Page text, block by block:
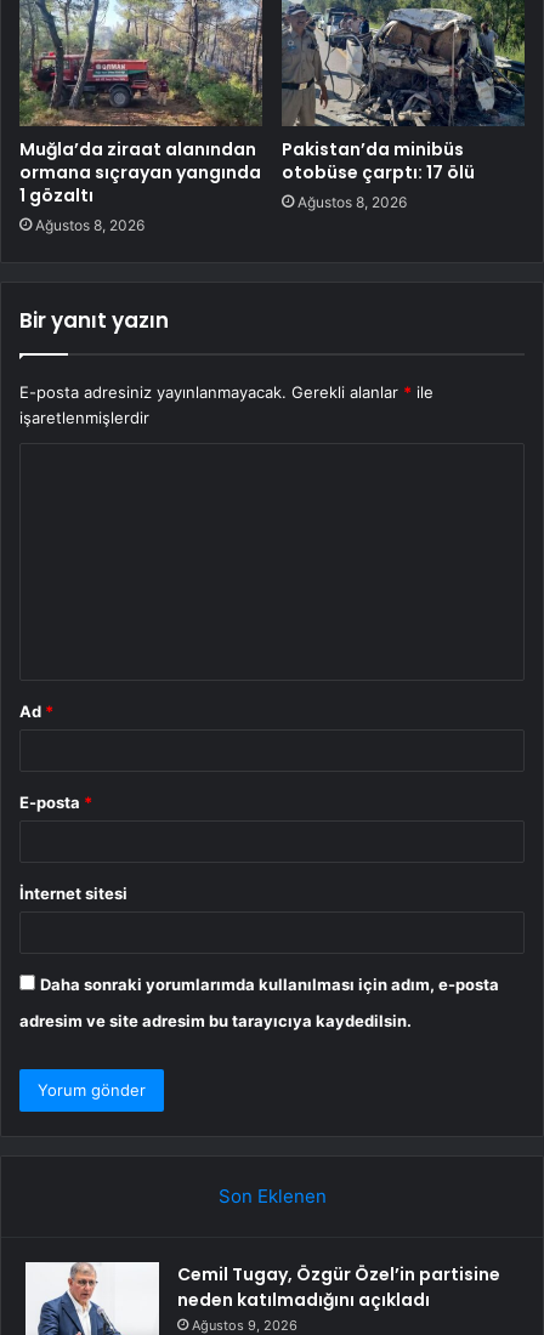
Muğla’da ziraat alanından
ormana sıçrayan yangında
1 gözaltı
Ağustos 8, 2026
Pakistan’da minibüs
otobüse çarptı: 17 ölü
Ağustos 8, 2026
Bir yanıt yazın
E-posta adresiniz yayınlanmayacak. Gerekli alanlar * ile
işaretlenmişlerdir
Ad *
E-posta *
İnternet sitesi
Daha sonraki yorumlarımda kullanılması için adım, e-posta
adresim ve site adresim bu tarayıcıya kaydedilsin.
Son Eklenen
Cemil Tugay, Özgür Özel’in partisine
neden katılmadığını açıkladı
Ağustos 9, 2026